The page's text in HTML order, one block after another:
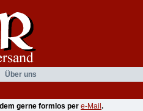
Über uns
gerne formlos per e-Mail .